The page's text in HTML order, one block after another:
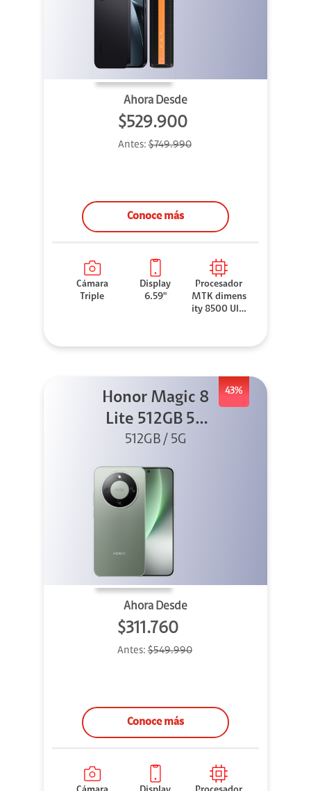
Ahora Desde
$529.900
Antes:$749.990
Conoce más
Cámara
Triple
Display
6.59"
Procesador
MTK dimens
ity 8500 Ultr
43%
Honor Magic 8
Lite 512GB 5G
Verde
512GB / 5G
Ahora Desde
$311.760
Antes:$549.990
Conoce más